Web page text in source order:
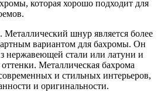
которая хорошо подходит для
шнур является более
вариантом для бахромы. Он
нержавеющей стали или латуни и
Металлическая бахрома
и стильных интерьеров,
и оригинальности.